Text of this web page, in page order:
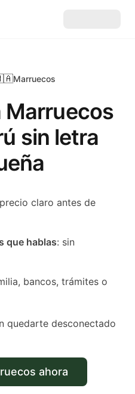
Marruecos
sin letra
Marruecos
claro antes de
que hablas: sin
bancos, trámites o
quedarte desconectado
ahora